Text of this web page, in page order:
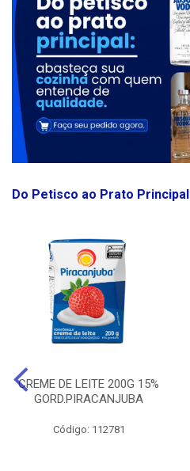
Do Petisco ao Prato Principal
CREME DE LEITE 200G 15%
GORD.PIRACANJUBA
Código: 112781